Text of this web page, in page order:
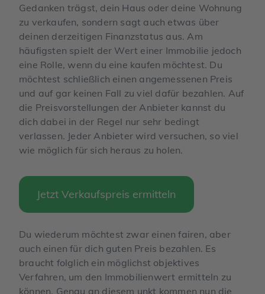
Gedanken trägst, dein Haus oder deine Wohnung
zu verkaufen, sondern sagt auch etwas über
deinen derzeitigen Finanzstatus aus. Am
häufigsten spielt der Wert einer Immobilie jedoch
eine Rolle, wenn du eine kaufen möchtest. Du
möchtest schließlich einen angemessenen Preis
und auf gar keinen Fall zu viel dafür bezahlen. Auf
die Preisvorstellungen der Anbieter kannst du
dich dabei in der Regel nur sehr bedingt
verlassen. Jeder Anbieter wird versuchen, so viel
wie möglich für sich heraus zu holen.
Jetzt Verkaufspreis ermitteln
Du wiederum möchtest zwar einen fairen, aber
auch einen für dich guten Preis bezahlen. Es
braucht folglich ein möglichst objektives
Verfahren, um den Immobilienwert ermitteln zu
können. Genau an diesem unkt kommen nun die